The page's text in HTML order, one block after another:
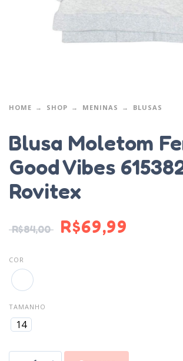
HOME SHOP MENINAS BLUSAS
Blusa Moletom
Good Vibes
Rovitex
R$84,00 R$69,99
COR
TAMANHO
14